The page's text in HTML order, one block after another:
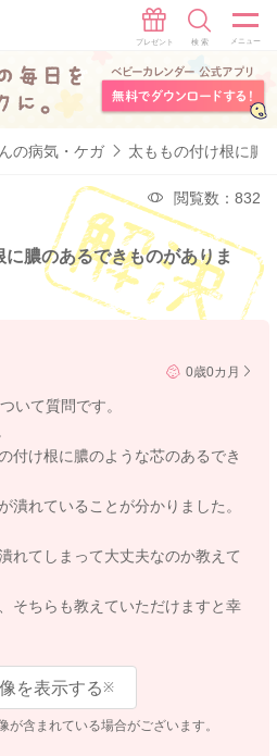
の病気・ケガ 太ももの付け根に膿
閲覧数：832
に膿のあるできものがありま
0歳0カ月
いて質問です。
付け根に膿のような芯のあるでき
潰れていることが分かりました。
れてしまって大丈夫なのか教えて
そちらも教えていただけますと幸
を表示する※
含まれている場合がございます。